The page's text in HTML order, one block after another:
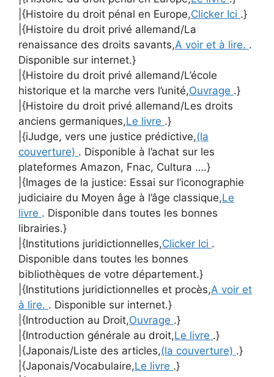
|{Histoire du droit pénal en Europe,Clicker Ici .}
|{Histoire du droit privé allemand/La
renaissance des droits savants,A voir et à lire. .
Disponible sur internet.}
|{Histoire du droit privé allemand/L’école
historique et la marche vers l’unité,Ouvrage .}
|{Histoire du droit privé allemand/Les droits
anciens germaniques,Le livre .}
|{iJudge, vers une justice prédictive,(la
couverture) . Disponible à l’achat sur les
plateformes Amazon, Fnac, Cultura ….}
|{Images de la justice: Essai sur l’iconographie
judiciaire du Moyen âge à l’âge classique,Le
livre . Disponible dans toutes les bonnes
librairies.}
|{Institutions juridictionnelles,Clicker Ici .
Disponible dans toutes les bonnes
bibliothèques de votre département.}
|{Institutions juridictionnelles et procès,A voir et
à lire. . Disponible sur internet.}
|{Introduction au Droit,Ouvrage .}
|{Introduction générale au droit,Le livre .}
|{Japonais/Liste des articles,(la couverture) .}
|{Japonais/Vocabulaire,Le livre .}